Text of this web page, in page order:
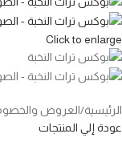
Click to enlarge
الرئيسية العروض
عودة إلي المنتجات